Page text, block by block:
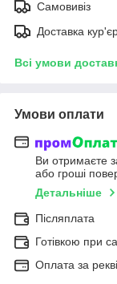
Самовивіз
Доставка
Всі умови
Умови оплати
Ви отримаєте
або гроші
Детальніше
Післяплата
Готівкою при
Оплата за